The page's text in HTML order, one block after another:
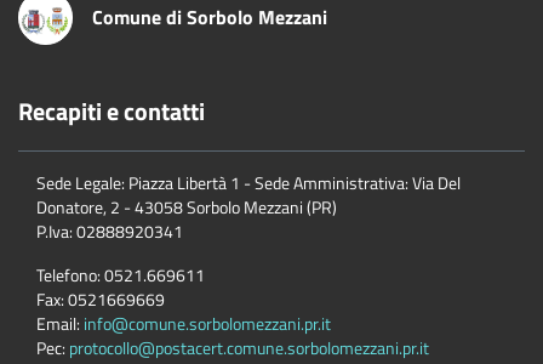
Comune di Sorbolo Mezzani
Recapiti e contatti
Sede Legale: Piazza Libertà 1 - Sede Amministrativa: Via Del
Donatore, 2 - 43058 Sorbolo Mezzani (PR)
P.Iva:02888920341
Telefono:0521.669611
Fax:0521669669
Email: info@comune.sorbolomezzani.pr.it
Pec: protocollo@postacert.comune.sorbolomezzani.pr.it